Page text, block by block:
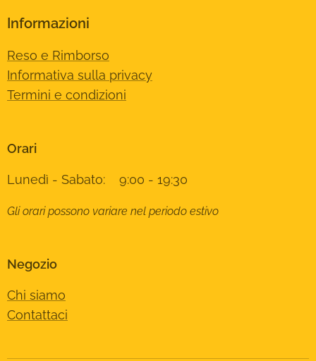
Informazioni
Reso e Rimborso
Informativa sulla privacy
Termini e condizioni
Orari
Lunedì - Sabato: 9:00 - 19:30
Gli orari possono variare nel periodo estivo
Negozio
Chi siamo
Contattaci